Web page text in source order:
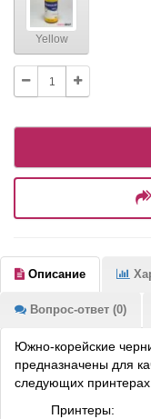
Yellow
Описание
Вопрос-ответ (0)
Южно-корейские
предназначены для
следующих
Принтеры: